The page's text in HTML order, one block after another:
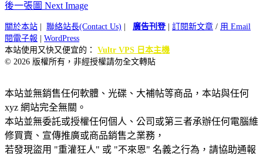
後一張圖 Next Image
關於本站 聯絡站長(Contact Us) 廣告刊登| 訂閱新文章 / 用 Email
閱電子報
WordPress
本站使用又快又便宜的： Vultr VPS 日本主機
© 2026 版權所有，非經授權請勿全文轉貼
本站並無銷售任何軟體、光碟、大補帖等商品，本站與任何
xyz 網站完全無關。
本站並無委託或授權任何個人、公司或第三者承辦任何電腦維
修買賣、宣傳推廣或商品銷售之業務，
若發現盜用 "重灌狂人" 或 "不來恩" 名義之行為，請協助通報